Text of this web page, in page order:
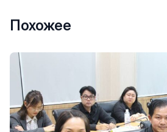
Похожее